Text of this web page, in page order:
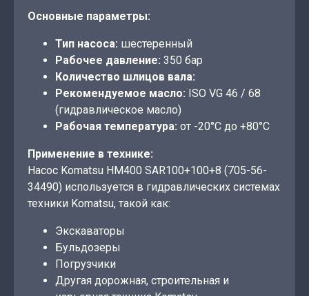
Основные параметры:
Тип насоса: шестеренный
Рабочее давление: 350 бар
Количество шлицов вала:
Рекомендуемое масло: ISO VG 46 / 68
(гидравлическое масло)
Рабочая температура: от -20°C до +80°C
Применение в технике:
Насос Komatsu HM400 SAR100+100+8 (705-56-
34490) используется в гидравлических системах
техники Komatsu, такой как:
Экскаваторы
Бульдозеры
Погрузчики
Другая дорожная, строительная и